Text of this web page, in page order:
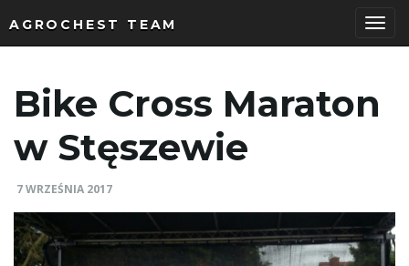
z
AGROCHEST TEAM
Bike Cross Maraton
w Stęszewie
7 WRZEŚNIA 2017